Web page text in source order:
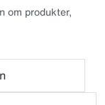
om produkter,